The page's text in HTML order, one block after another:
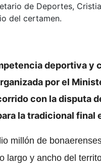
de Deportes,
del certamen.
deportiva y
por el
con la disputa
la tradicional final
millón de
largo y ancho del